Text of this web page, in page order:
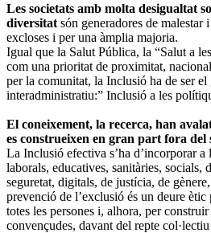
Les societats amb molta desigualtat
diversitat són generadores de malestar
excloses i per una àmplia majoria.
Igual que la Salut Pública, la “Salut a
com una prioritat de proximitat,
per la comunitat, la Inclusió ha de ser
interadministratiu:” Inclusió a les
El coneixement, la recerca, han
es construeixen en gran part fora del
La Inclusió efectiva s’ha d’incorporar
laborals, educatives, sanitàries, socials,
seguretat, digitals, de justícia, de
prevenció de l’exclusió és un deure
totes les persones i, alhora, per
convençudes, davant del repte